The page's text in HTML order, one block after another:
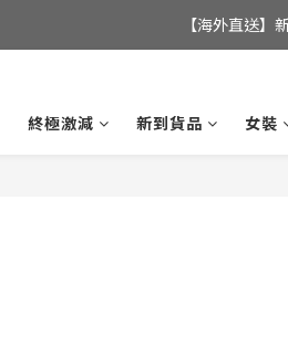
全店滿$350，即
【海外直送】
終極激減
新到貨品 女裝